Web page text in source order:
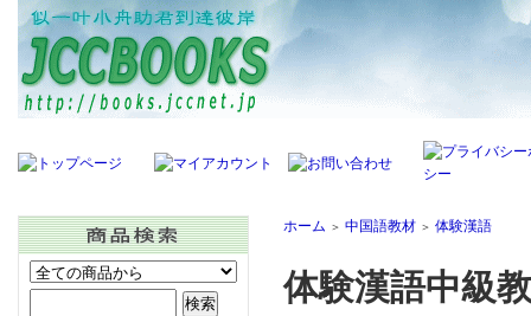
ホーム ＞ 中国語教材 ＞ 体験漢語
体験漢語中級